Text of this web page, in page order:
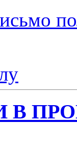
В